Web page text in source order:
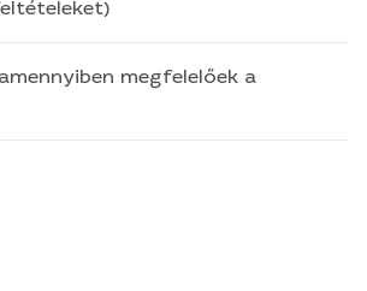
megfelelőek a